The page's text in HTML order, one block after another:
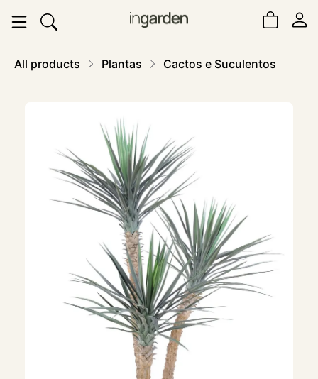
All products Plantas Cactos e Suculentos